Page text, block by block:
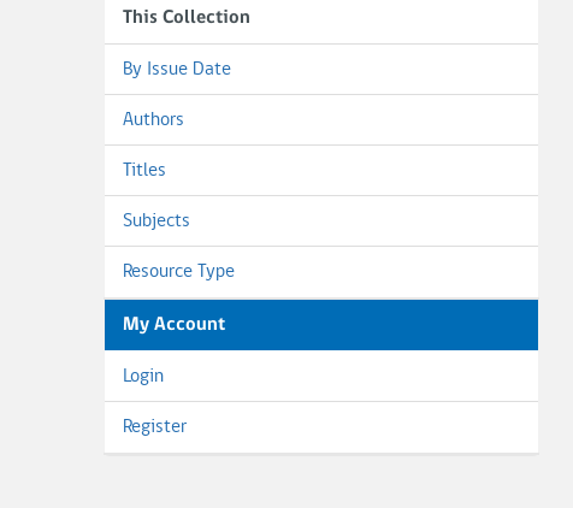
This Collection
By Issue Date
Authors
Titles
Subjects
Resource Type
My Account
Login
Register